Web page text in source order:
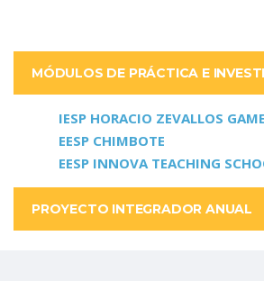
MÓDULOS DE PRÁCTICA E
IESP HORACIO ZEVALLOS
EESP CHIMBOTE
EESP INNOVA TEACHING
PROYECTO INTEGRADOR ANUAL